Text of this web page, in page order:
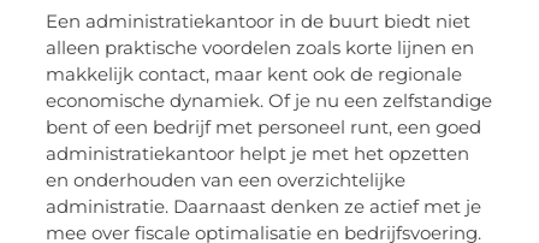
Een administratiekantoor in de buurt biedt niet
alleen praktische voordelen zoals korte lijnen en
makkelijk contact, maar kent ook de regionale
economische dynamiek. Of je nu een zelfstandige
bent of een bedrijf met personeel runt, een goed
administratiekantoor helpt je met het opzetten
en onderhouden van een overzichtelijke
administratie. Daarnaast denken ze actief met je
mee over fiscale optimalisatie en bedrijfsvoering.